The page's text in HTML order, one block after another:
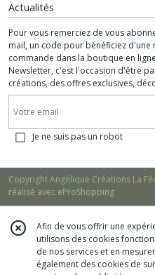
Actualités
Pour vous remerciez de vous
mail, un code pour bénéficiez
commande dans la boutique en
Newsletter, c'est l'occasion d'être
créations, des offres exclusives,
Je ne suis pas un robot
Copyright Angélique Créations La
réalisé avec eProShopping
Afin de vous offrir une
utilisons des cookies
de nos services et en
également des cookies de